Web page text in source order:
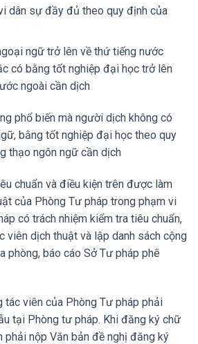
dân sự đầy đủ theo quy định của
ngữ trở lên về thứ tiếng nước
có bằng tốt nghiệp đại học trở lên
ngoài cần dịch
phổ biến mà người dịch không có
bằng tốt nghiệp đại học theo quy
thạo ngôn ngữ cần dịch
chuẩn và điều kiện trên được làm
của Phòng Tư pháp trong phạm vi
có trách nhiệm kiểm tra tiêu chuẩn,
viên dịch thuật và lập danh sách cộng
phòng, báo cáo Sở Tư pháp phê
tác viên của Phòng Tư pháp phải
tại Phòng tư pháp. Khi đăng ký chữ
phải nộp Văn bản đề nghị đăng ký